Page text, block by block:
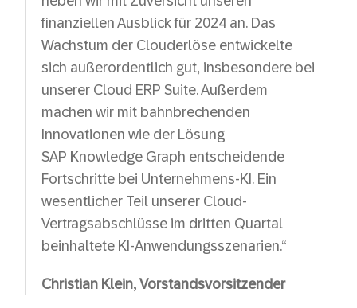
finanziellen Ausblick für 2024 an. Das
Wachstum der Clouderlöse entwickelte
sich außerordentlich gut, insbesondere bei
unserer Cloud ERP Suite. Außerdem
machen wir mit bahnbrechenden
Innovationen wie der Lösung
SAP Knowledge Graph entscheidende
Fortschritte bei Unternehmens-KI. Ein
wesentlicher Teil unserer Cloud-
Vertragsabschlüsse im dritten Quartal
beinhaltete KI-Anwendungsszenarien.“
Christian Klein, Vorstandsvorsitzender